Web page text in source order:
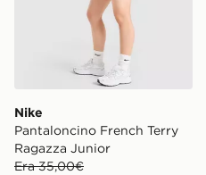
Nike
Pantaloncino French Terry
Ragazza Junior
Era 35,00€